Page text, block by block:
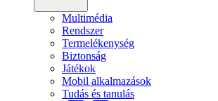
Multimédia
Rendszer
Termelékenység
Biztonság
Játékok
Mobil alkalmazások
Tudás és tanulás